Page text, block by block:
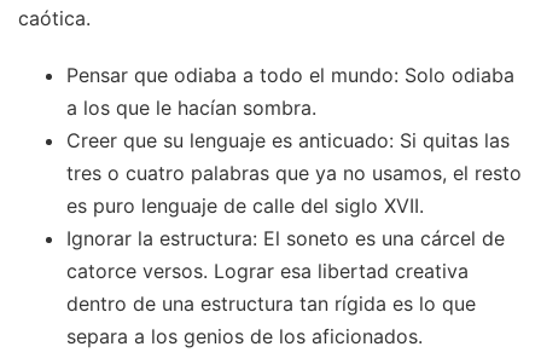
caótica.
Pensar que odiaba a todo el mundo: Solo odiaba
a los que le hacían sombra.
Creer que su lenguaje es anticuado: Si quitas las
tres o cuatro palabras que ya no usamos, el resto
es puro lenguaje de calle del siglo XVII.
Ignorar la estructura: El soneto es una cárcel de
catorce versos. Lograr esa libertad creativa
dentro de una estructura tan rígida es lo que
separa a los genios de los aficionados.